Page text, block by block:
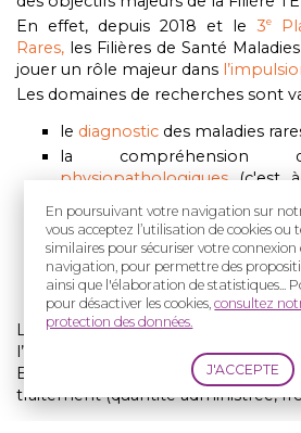
En poursuivant votre navigation sur
vous acceptez l’utilisation de cookies ou
similaires pour sécuriser votre
navigation, pour permettre des
ainsi que l'élaboration de statistiques...
pour désactiver les cookies,consultez
protection des données.
En effet, depuis 2018 et le 3e
Rares, les Filières de Santé
jouer un rôle majeur dans
Les domaines de recherches sont
le diagnostic des maladies
la
physiopathologiques (c'est
la création et le
traitements;
l’évaluation et la validation
les administrer au malade
La recherche clinique
l’ efficacité des médicaments et des
Elle permet
égalementde
traitement (quantité administrée,